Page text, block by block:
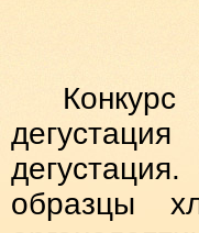
образцы